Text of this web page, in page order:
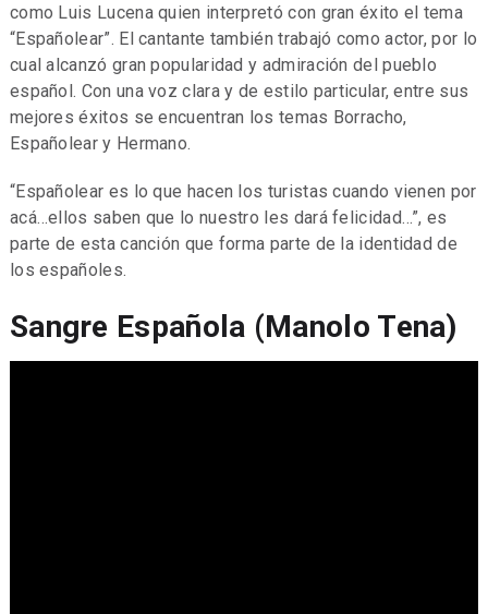
como Luis Lucena quien interpretó con gran éxito el tema
“Españolear”. El cantante también trabajó como actor, por lo
cual alcanzó gran popularidad y admiración del pueblo
español. Con una voz clara y de estilo particular, entre sus
mejores éxitos se encuentran los temas Borracho,
Españolear y Hermano.
“Españolear es lo que hacen los turistas cuando vienen por
acá…ellos saben que lo nuestro les dará felicidad…”, es
parte de esta canción que forma parte de la identidad de
los españoles.
Sangre Española (Manolo Tena)